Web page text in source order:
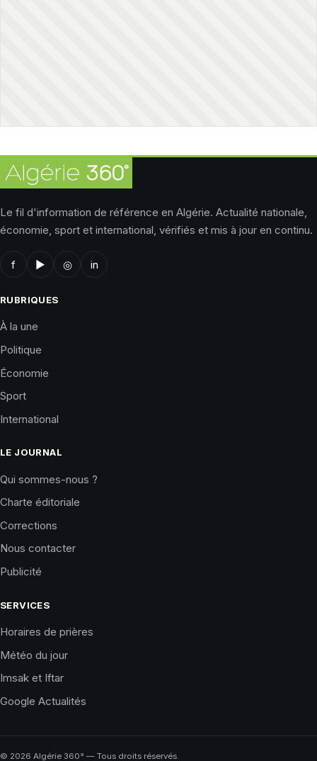
Le fil d'information de référence en Algérie. Actualité nationale,
économie, sport et international, vérifiés et mis à jour en continu.
f ▶ ◎ in
RUBRIQUES
À la une
Politique
Économie
Sport
International
LE JOURNAL
Qui sommes-nous ?
Charte éditoriale
Corrections
Nous contacter
Publicité
SERVICES
Horaires de prières
Météo du jour
Imsak et Iftar
Google Actualités
© 2026 Algérie 360° — Tous droits réservés.